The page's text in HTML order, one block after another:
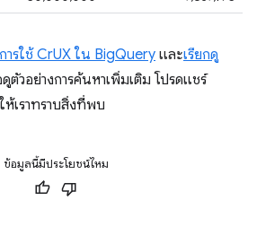
การใช้ CrUX ใน BigQuery และเรียกดู
ตัวอย่างการค้นหาเพิ่มเติม โปรดแชร์
เราทราบสิ่งที่พบ
ข้อมูลนี้มีประโยชน์ไหม